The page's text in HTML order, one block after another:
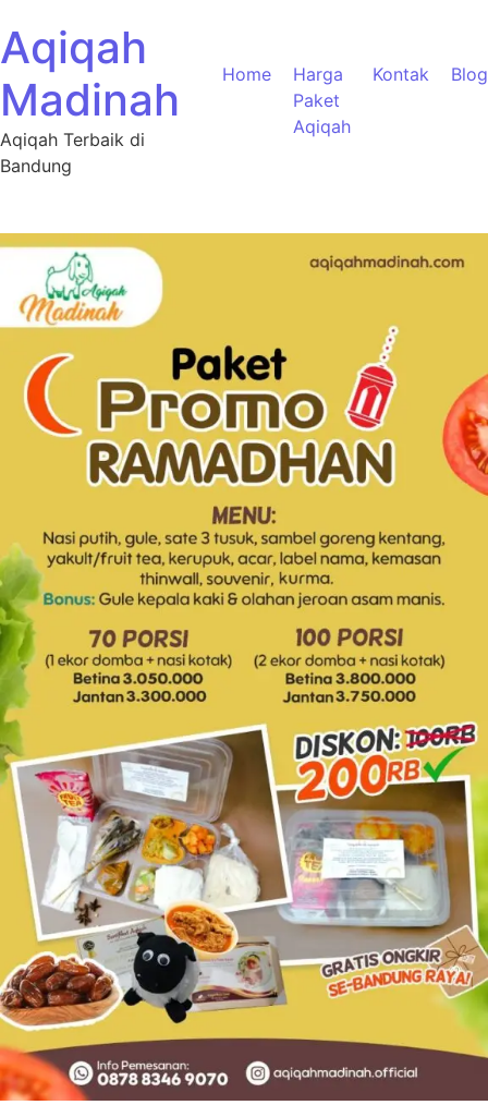
Aqiqah
Madinah
Aqiqah Terbaik di
Bandung
Home
Harga
Paket
Aqiqah
Kontak Blog